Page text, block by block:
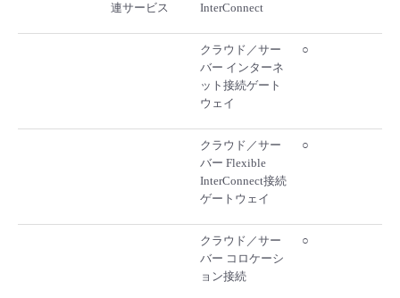
連サービス
InterConnect
クラウド／サー
バー インターネ
ット接続ゲート
ウェイ
○
クラウド／サー
バー Flexible
InterConnect接続
ゲートウェイ
○
クラウド／サー
バー コロケーシ
ョン接続
○